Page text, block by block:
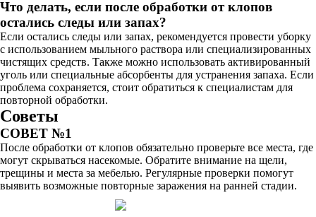
Что делать, если после обработки от клопов
остались следы или запах?
Если остались следы или запах, рекомендуется провести уборку
с использованием мыльного раствора или специализированных
чистящих средств. Также можно использовать активированный
уголь или специальные абсорбенты для устранения запаха. Если
проблема сохраняется, стоит обратиться к специалистам для
повторной обработки.
Советы
СОВЕТ №1
После обработки от клопов обязательно проверьте все места, где
могут скрываться насекомые. Обратите внимание на щели,
трещины и места за мебелью. Регулярные проверки помогут
выявить возможные повторные заражения на ранней стадии.